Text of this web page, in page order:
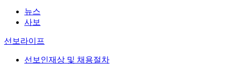
뉴스
사보
선보라이프
선보인재상 및 채용절차